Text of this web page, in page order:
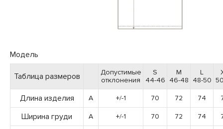
Модель
Таблица размеров
Допустимые
отклонения
S
44-46
M
46-48
L
48-50
Длина изделия A +/-1 70 72 74
Ширина груди A +/-1 70 72 74